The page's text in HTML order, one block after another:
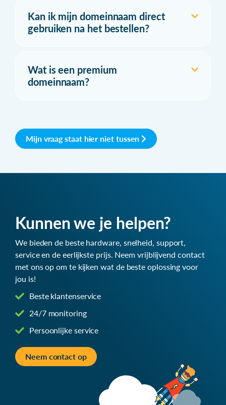
Kan ik mijn domeinnaam direct
gebruiken na het bestellen?
Wat is een premium
domeinnaam?
Mijn vraag staat hier niet tussen
Kunnen we je helpen?
We bieden de beste hardware, snelheid, support,
service en de eerlijkste prijs. Neem vrijblijvend contact
met ons op om te kijken wat de beste oplossing voor
jou is!
Beste klantenservice
24/7 monitoring
Persoonlijke service
Neem contact op